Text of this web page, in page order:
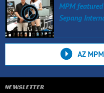
MPM
Sepang
AZ
NEWSLETTER